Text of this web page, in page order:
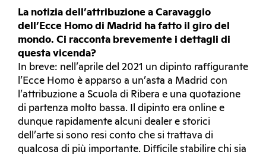
La notizia dell’attribuzione a Caravaggio
dell’Ecce Homo di Madrid ha fatto il giro del
mondo. Ci racconta brevemente i dettagli di
questa vicenda?
In breve: nell’aprile del 2021 un dipinto raffigurante
l’Ecce Homo è apparso a un’asta a Madrid con
l’attribuzione a Scuola di Ribera e una quotazione
di partenza molto bassa. Il dipinto era online e
dunque rapidamente alcuni dealer e storici
dell’arte si sono resi conto che si trattava di
qualcosa di più importante. Difficile stabilire chi sia